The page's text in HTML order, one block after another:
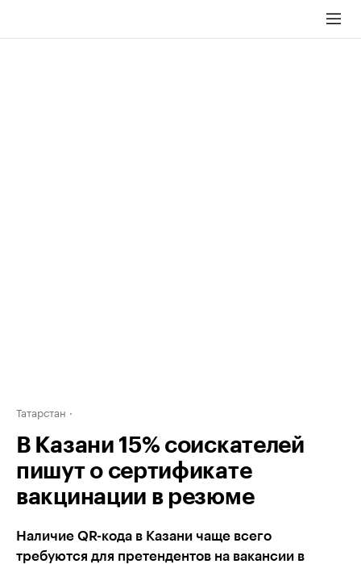
Татарстан
В Казани 15% соискателей
пишут о сертификате
вакцинации в резюме
Наличие QR-кода в Казани чаще всего
требуются для претендентов на вакансии в